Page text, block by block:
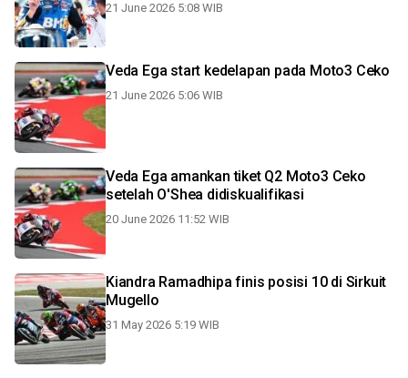
21 June 2026 5:08 WIB
Veda Ega start kedelapan pada Moto3 Ceko
21 June 2026 5:06 WIB
Veda Ega amankan tiket Q2 Moto3 Ceko
setelah O'Shea didiskualifikasi
20 June 2026 11:52 WIB
Kiandra Ramadhipa finis posisi 10 di Sirkuit
Mugello
31 May 2026 5:19 WIB